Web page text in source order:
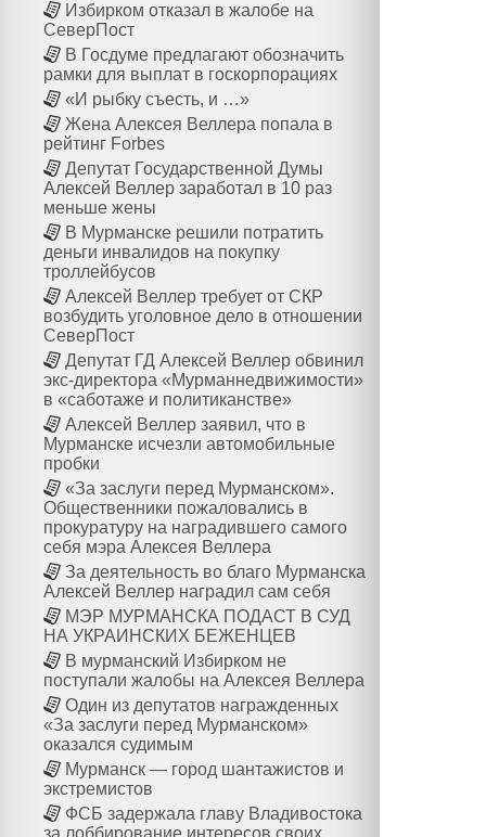
Избирком отказал в жалобе на
СеверПост
В Госдуме предлагают обозначить
рамки для выплат в госкорпорациях
«И рыбку съесть, и …»
Жена Алексея Веллера попала в
рейтинг Forbes
Депутат Государственной Думы
Алексей Веллер заработал в 10 раз
меньше жены
В Мурманске решили потратить
деньги инвалидов на покупку
троллейбусов
Алексей Веллер требует от СКР
возбудить уголовное дело в отношении
СеверПост
Депутат ГД Алексей Веллер обвинил
экс-директора «Мурманнедвижимости»
в «саботаже и политиканстве»
Алексей Веллер заявил, что в
Мурманске исчезли автомобильные
пробки
«За заслуги перед Мурманском».
Общественники пожаловались в
прокуратуру на наградившего самого
себя мэра Алексея Веллера
За деятельность во благо Мурманска
Алексей Веллер наградил сам себя
МЭР МУРМАНСКА ПОДАСТ В СУД
НА УКРАИНСКИХ БЕЖЕНЦЕВ
В мурманский Избирком не
поступали жалобы на Алексея Веллера
Один из депутатов награжденных
«За заслуги перед Мурманском»
оказался судимым
Мурманск — город шантажистов и
экстремистов
ФСБ задержала главу Владивостока
за лоббирование интересов своих